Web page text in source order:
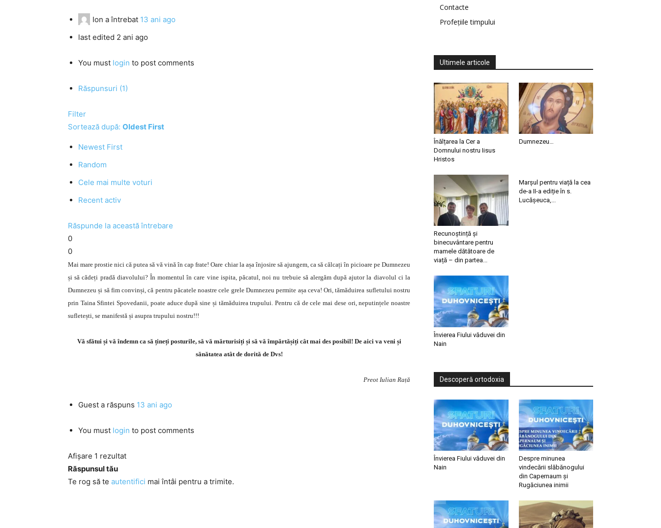
Ion a întrebat 13 ani ago
last edited 2 ani ago
You must login to post comments
Răspunsuri (1)
Filter
Sortează după: Oldest First
Newest First
Random
Cele mai multe voturi
Recent activ
Răspunde la această întrebare
0
0
Mai mare prostie nici că putea să vă vină în cap frate! Oare chiar la așa înjosire să ajungem, ca să călcați în picioare pe Dumnezeu
și să cădeți pradă diavolului? În momentul în care vine ispita, păcatul, noi nu trebuie să alergăm după ajutor la diavolul ci la
Dumnezeu și să fim convinși, că pentru păcatele noastre cele grele Dumnezeu permite așa ceva! Ori, tămăduirea sufletului nostru
prin Taina Sfintei Spovedanii, poate aduce după sine și tămăduirea trupului. Pentru că de cele mai dese ori, neputințele noastre
sufletești, se manifestă și asupra trupului nostru!!!
Vă sfătui și vă îndemn ca să țineți posturile, să vă mărturisiți și să vă împărtășiți cât mai des posibil! De aici va veni și
sănătatea atât de dorită de Dvs!
Preot Iulian Rață
Guest a răspuns 13 ani ago
You must login to post comments
Afișare 1 rezultat
Răspunsul tău
Te rog să te autentifici mai întâi pentru a trimite.
Contacte
Profețiile timpului
Ultimele articole
Înălțarea la Cer a
Domnului nostru Iisus
Hristos
Dumnezeu…
Recunoștință și
binecuvântare pentru
mamele dătătoare de
viață – din partea...
Marșul pentru viață la cea
de-a II-a ediție în s.
Lucășeuca,...
Învierea Fiului văduvei din
Nain
Descoperă ortodoxia
Învierea Fiului văduvei din
Nain
Despre minunea
vindecării slăbănogului
din Capernaum și
Rugăciunea inimii